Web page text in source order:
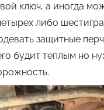
ключ, а иногда
либо
защитные
будит теплым но